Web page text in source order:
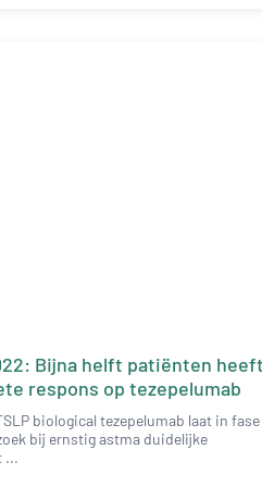
Bijna helft patiënten
respons op tezepelumab
biological tezepelumab laat in fase
bij ernstig astma duidelijke
...